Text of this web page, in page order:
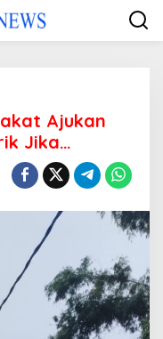
Ajukan
Jika…